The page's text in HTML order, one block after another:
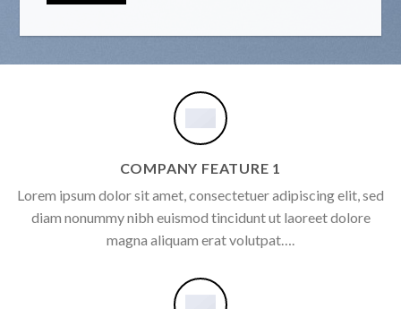
COMPANY FEATURE 1
Lorem ipsum dolor sit amet, consectetuer adipiscing elit, sed
diam nonummy nibh euismod tincidunt ut laoreet dolore
magna aliquam erat volutpat….